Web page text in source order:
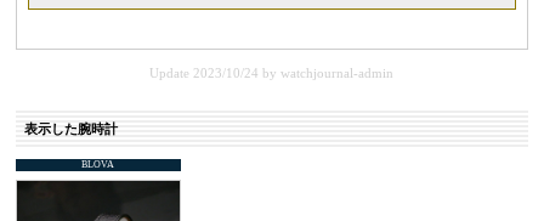
Update 2023/10/24 bywatchjournal-admin
表示した腕時計
BLOVA